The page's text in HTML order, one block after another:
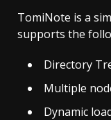
TomiNote is a
supports the
Directory
Multiple
Dynamic